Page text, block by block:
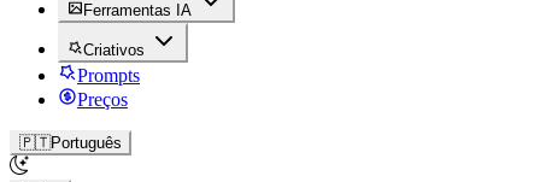
Ferramentas IA
Criativos
Prompts
Preços
🇵🇹Português